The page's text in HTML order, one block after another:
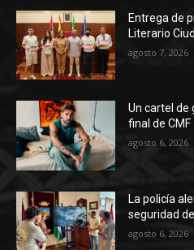
Entrega de
Literario
agosto 7, 2026
Un cartel de
final de CMF
agosto 6, 2026
La policía
seguridad
agosto 6, 2026